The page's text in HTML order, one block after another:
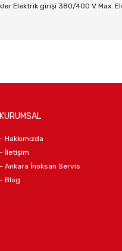
Elektrik girişi 380/400 V Max.
KURUMSAL
- Hakkımızda
- İletişim
- Ankara İnoksan Servis
- Blog